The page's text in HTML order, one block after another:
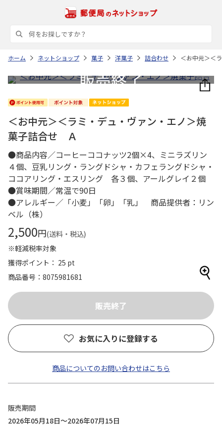
ホーム ネットショップ 菓子 洋菓子 詰合わせ ＜お中元＞＜
＜お中元＞＜ラミ・デュ・ヴァン・エノ＞焼
菓子詰合せ Ａ
●商品内容／コーヒーココナッツ2個×4、ミニラズリン
４個、豆乳リング・ラングドシャ・カフェラングドシャ・
ココアリング・エスリング 各３個、アールグレイ２個
●賞味期間／常温で90日
●アレルギー／「小麦」「卵」「乳」 商品提供者：リン
ベル（株）
2,500円(送料・税込)
※軽減税率対象
獲得ポイント： 25 pt
商品番号
8075981681
お気に入りに登録する
商品についてのお問い合わせはこちら
販売期間
2026年05月18日～2026年07月15日